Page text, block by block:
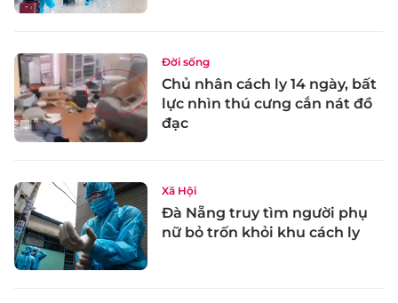
Đời sống
Chủ nhân cách ly 14 ngày, bất
lực nhìn thú cưng cắn nát đồ
đạc
Xã Hội
Đà Nẵng truy tìm người phụ
nữ bỏ trốn khỏi khu cách ly